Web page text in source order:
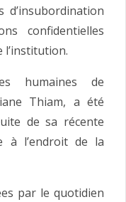
d’insubordination
confidentielles
l’institution.
humaines de
Thiam, a été
de sa récente
à l’endroit de la
par le quotidien